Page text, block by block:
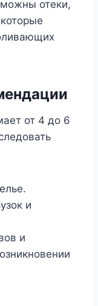
отеки,
от 4 до 6
и
и